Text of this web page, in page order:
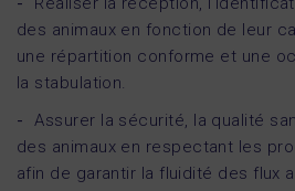
des animaux en fonction de leur
une répartition conforme et une
la stabulation.
Assurer la sécurité, la qualité
des animaux en respectant les
afin de garantir la fluidité des flux